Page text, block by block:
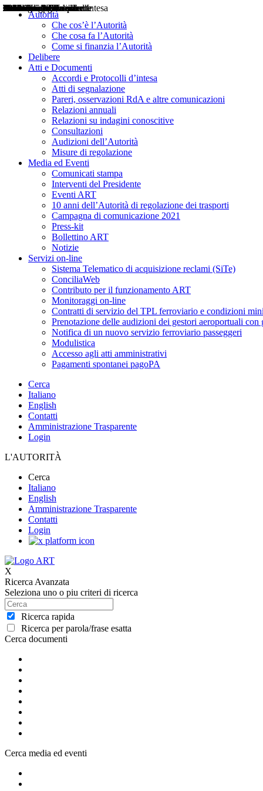
Autorità
Che cos’è l’Autorità
Che cosa fa l’Autorità
Come si finanzia l’Autorità
Delibere
Atti e Documenti
Accordi e Protocolli d’intesa
Atti di segnalazione
Pareri, osservazioni RdA e altre comunicazioni
Relazioni annuali
Relazioni su indagini conoscitive
Consultazioni
Audizioni dell’Autorità
Misure di regolazione
Media ed Eventi
Comunicati stampa
Interventi del Presidente
Eventi ART
10 anni dell’Autorità di regolazione dei trasporti
Campagna di comunicazione 2021
Press-kit
Bollettino ART
Notizie
Servizi on-line
Sistema Telematico di acquisizione reclami (SiTe)
ConciliaWeb
Contributo per il funzionamento ART
Monitoraggi on-line
Contratti di servizio del TPL ferroviario e condizioni
Prenotazione delle audizioni dei gestori aeroportuali con
Notifica di un nuovo servizio ferroviario passeggeri
Modulistica
Accesso agli atti amministrativi
Pagamenti spontanei pagoPA
Cerca
Italiano
English
Contatti
Amministrazione Trasparente
Login
L'AUTORITÀ
Cerca
Italiano
English
Amministrazione Trasparente
Contatti
Login
X
Ricerca Avanzata
Seleziona uno o piu criteri di ricerca
Ricerca rapida
Ricerca per parola/frase esatta
Cerca documenti
Delibere
Pareri
Consultazioni
Audizioni
Atti di Segnalazione
Accordi e Protocolli d'Intesa
Relazioni annuali
Misure di regolazione
Cerca media ed eventi
Notizie
Comunicati Stampa
Bollettini ART
Convegni ART
Interviste del Presidente
Articoli in primo piano
Interventi del Presidente
2004
2005
2010
2013
2014
2015
2016
2017
2018
2019
202
2020
2021
2022
2023
2024
2025
2026
Aereo
Marittimo
Terrestre